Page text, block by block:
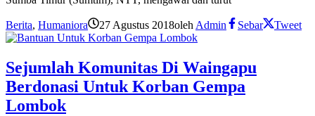
Berita, Humaniora 27 Agustus 2018olehAdmin Sebar Tweet
Sejumlah Komunitas Di Waingapu
Berdonasi Untuk Korban Gempa
Lombok